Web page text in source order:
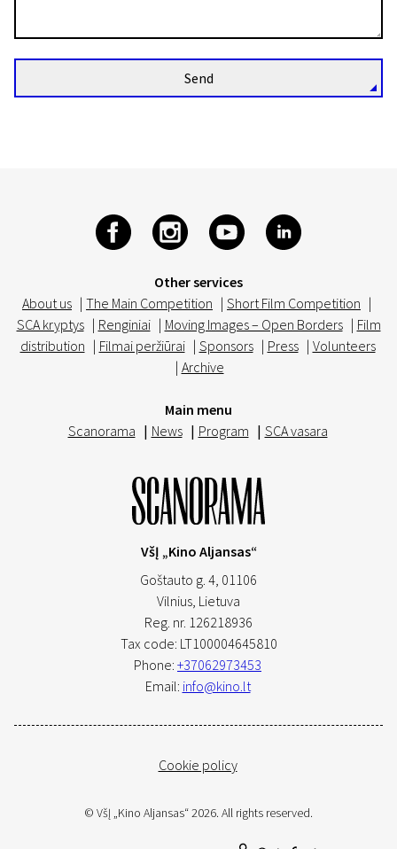
Send
Other services
About us | The Main Competition | Short Film Competition |
SCA kryptys | Renginiai | Moving Images – Open Borders | Film
distribution | Filmai peržiūrai | Sponsors | Press | Volunteers
| Archive
Main menu
Scanorama | News | Program | SCA vasara
VšĮ „Kino Aljansas“
Goštauto g. 4, 01106
Vilnius, Lietuva
Reg. nr. 126218936
Tax code: LT100004645810
Phone: +37062973453
Email: info@kino.lt
Cookie policy
© VšĮ „Kino Aljansas“ 2026. All rights reserved.